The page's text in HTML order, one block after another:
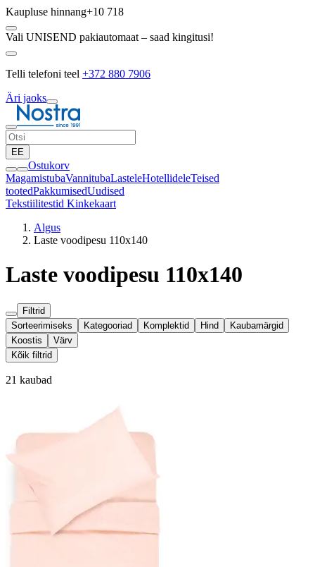
Kaupluse hinnang+10 718
Vali UNISEND pakiautomaat – saad kingitusi!
Telli telefoni teel +372 880 7906
Äri jaoks
EE
Ostukorv
MagamistubaVannitubaLasteleHotellideleTeised
tootedPakkumisedUudised
Tekstiilitestid Kinkekaart
Algus
Laste voodipesu 110x140
Laste voodipesu 110x140
Filtrid
Sorteerimiseks
Kategooriad Komplektid Hind
Kaubamärgid
Koostis
Värv
Kõik filtrid
21 kaubad